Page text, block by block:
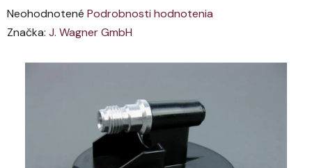
Priemerné
hodnotenie
Neohodnotené Podrobnosti hodnotenia
Značka: J. Wagner GmbH